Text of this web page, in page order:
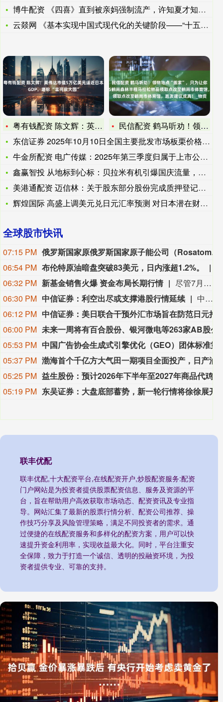
博牛配资 《四喜》直到被亲妈强制流产，许知夏才知，沈明珠的算
云燚网 《基本实现中国式现代化的关键阶段——“十五五”时期中
粤有钱配资 陈文辉：英伟达市值5万亿美元逼近日本GDP，堪称
民信配资 鹤马听劝！领物地点“搬家”，只为让你少走一步！喜家
东信证券 2025年10月10日全国主要批发市场板栗价格行情
牛金所配资 电广传媒：2025年第三季度归属于上市公司股东的
鑫赢智投 从地标到心标：贝拉米有机引爆国庆流量，引领母婴营销
美港通配资 迈信林：关于股东部分股份完成质押登记的公告
辉煌国际 高盛上调美元兑日元汇率预测 对日本潜在财政风险感到
全球股市快讯
07:15 PM
俄罗斯国家原俄罗斯国家原子能公司（Rosatom）总经理：计划尽早接回所有从伊朗撤离的专家。据他透露，如果一切顺利，俄罗斯国家原子能公司将在今年秋季把布什尔核电站的工作人员数量恢复到100人。
06:54 PM 布伦特原油暗盘突破83美元，日内涨超1.2%。
06:32 PM 新基金销售火爆 资金布局长期行情
尽管7月A股市场调整，但新发基金市场却呈现出冷暖反差，多只主动权益新品募集成绩亮眼。普通投资者踊跃认购新基金的背后，是不少基金经理对于当前科技行情长周期属性的深度研判，公募普遍判断AI产业浪潮不是短期主题炒作，科技浪潮的演绎周期也远不止半年。
06:30 PM 中信证券：利空出尽或支撑港股行情延续
中信证券研报指出，近一个月恒生综指迎来业绩预期反转，中报超预期与利好预告推动全年盈利上修；而恒科指数受制于乘用车盈利分化及头部互联网平台资本开支扩张对短期利润率的压制，预期修复相对滞后。行业上，医疗保健（CXO与制药龙头驱动）、金融（券商资管与保险）、公用事业及周期运输景气上行；消费、地产及资讯科技预期遭下调。交易层面呈现资金回补超跌低位板块与交易高景气业绩动能的“双管齐下”特征。面对财报密集披露期与海内外宏观扰动，配置建议维持“红利防守+成长弹性”杠铃策略：防守端锁定高股息、低β“类债”资产；进攻端聚焦互联网巨头、双向资金加仓的机器人与生物科技，以及技术硬件与AI应用，兼顾创新药及工业金属的催化布局。
06:12 PM
06:00 PM
05:53 PM
05:37 PM
05:25 PM
05:19 PM
联丰优配
联丰优配,十大配资平台,在线配资开户,炒股配资服务:配资
门户网站是为投资者提供股票配资信息、服务及资源的平
台，旨在帮助用户高效获取市场动态、配资资讯及专业指
导。网站汇集了最新的股票行情分析、配资公司推荐、操
作技巧分享及风险管理策略，满足不同投资者的需求。通
过便捷的在线配资服务和多样化的配资方案，用户可以快
速提升资金利用率，实现收益最大化。同时，平台注重安
全保障，致力于打造一个诚信、透明的投融资环境，为投
资者提供专业、可靠的支持。